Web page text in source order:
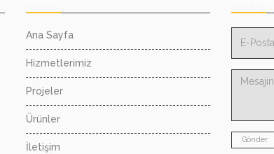
Ana Sayfa
Hizmetlerimiz
Projeler
Ürünler
İletişim
Mesajınız
Gönder